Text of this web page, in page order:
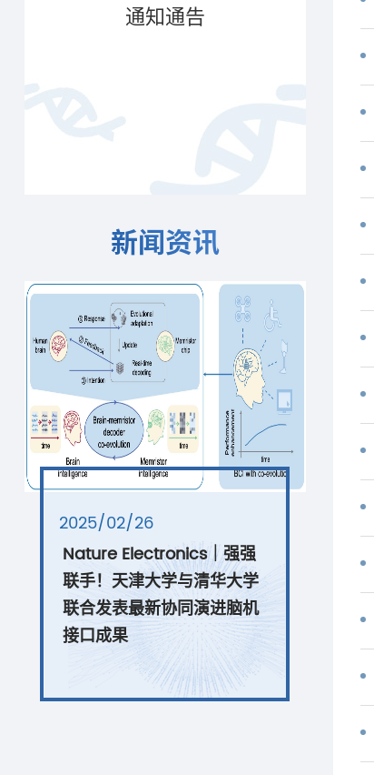
通知通告
新闻资讯
2025/02/26
Nature Electronics｜强强
联手！天津大学与清华大学
联合发表最新协同演进脑机
接口成果